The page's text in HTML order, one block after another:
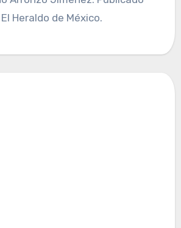
Heraldo de México.